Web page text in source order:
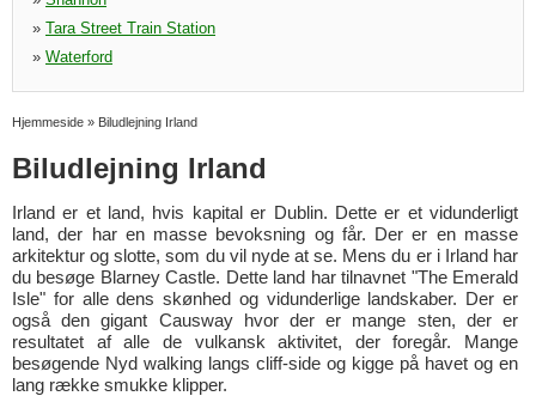
» Tara Street Train Station
» Waterford
Hjemmeside » Biludlejning Irland
Biludlejning Irland
Irland er et land, hvis kapital er Dublin. Dette er et vidunderligt
land, der har en masse bevoksning og får. Der er en masse
arkitektur og slotte, som du vil nyde at se. Mens du er i Irland har
du besøge Blarney Castle. Dette land har tilnavnet "The Emerald
Isle" for alle dens skønhed og vidunderlige landskaber. Der er
også den gigant Causway hvor der er mange sten, der er
resultatet af alle de vulkansk aktivitet, der foregår. Mange
besøgende Nyd walking langs cliff-side og kigge på havet og en
lang række smukke klipper.